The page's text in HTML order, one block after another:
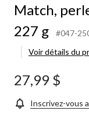
Match,
227 g
#047-
Voir détails du
27,99 $
Inscrivez-vous